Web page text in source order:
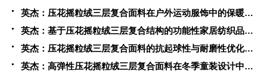
英杰：压花摇粒绒三层复合面料在户外运动服饰中的保暖与透气性能研究
英杰：基于压花摇粒绒三层复合结构的功能性家居纺织品开发与应用
英杰：压花摇粒绒三层复合面料的抗起球性与耐磨性优化技术分析
英杰：高弹性压花摇粒绒三层复合面料在冬季童装设计中的应用实践